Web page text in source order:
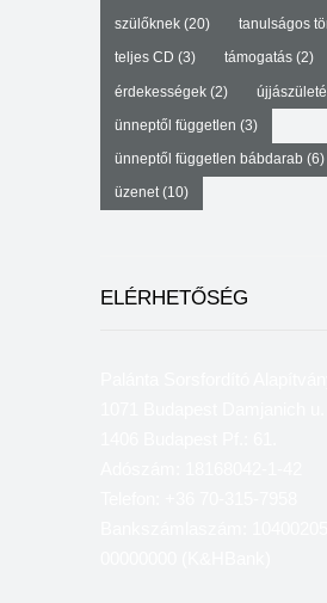
szülőknek(20) tanulságos
teljes CD (3) támogatás(2)
érdekességek(2)
ünneptől független (3)
ünneptől független bábdarab (6)
üzenet(10)
ELÉRHETŐSÉG